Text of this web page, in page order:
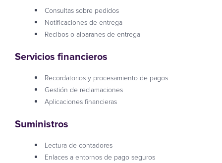
Consultas sobre pedidos
Notificaciones de entrega
Recibos o albaranes de entrega
Servicios financieros
Recordatorios y procesamiento de pagos
Gestión de reclamaciones
Aplicaciones financieras
Suministros
Lectura de contadores
Enlaces a entornos de pago seguros